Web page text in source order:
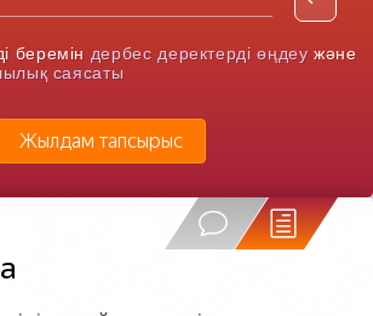
беремін дербес деректерді өңдеу және
саясаты
Жылдам тапсырыс